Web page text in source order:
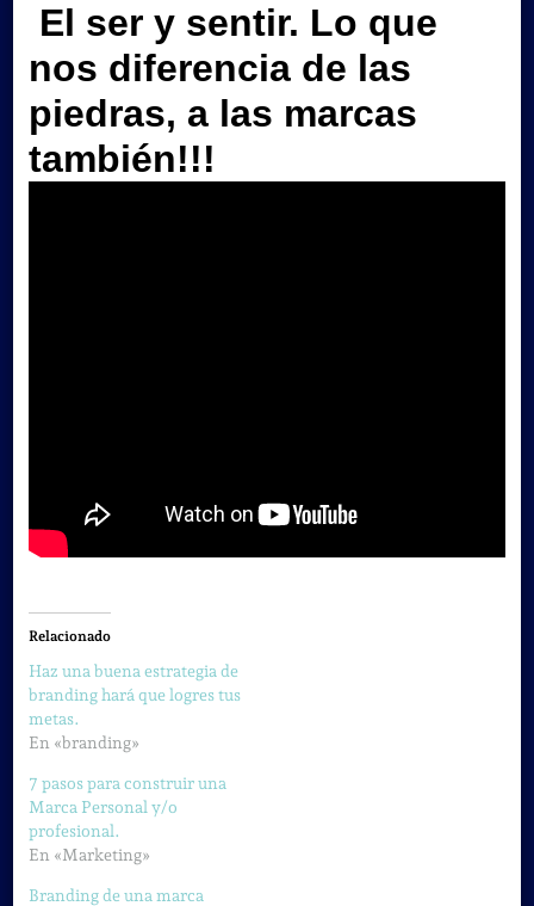
El ser y sentir. Lo que
nos diferencia de las
piedras, a las marcas
también!!!
Relacionado
Haz una buena estrategia de
branding hará que logres tus
metas.
En «branding»
7 pasos para construir una
Marca Personal y/o
profesional.
En «Marketing»
Branding de una marca